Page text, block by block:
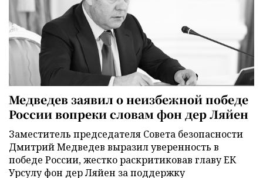
Медведев заявил о неизбежной победе
России вопреки словам фон дер Ляйен
Заместитель председателя Совета безопасности
Дмитрий Медведев выразил уверенность в
победе России, жестко раскритиковав главу ЕК
Урсулу фон дер Ляйен за поддержку